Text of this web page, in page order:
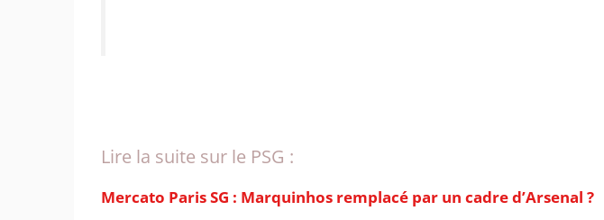
‎Lire la suite sur le PSG :
Mercato Paris SG : Marquinhos remplacé par un cadre d’Arsenal ?